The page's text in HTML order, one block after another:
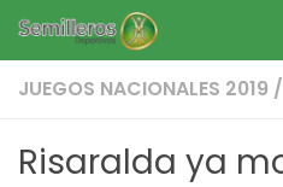
Saltar al contenido
JUEGOS NACIONALES 2019 /
Risaralda ya